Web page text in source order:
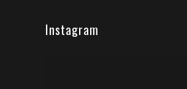
Instagram